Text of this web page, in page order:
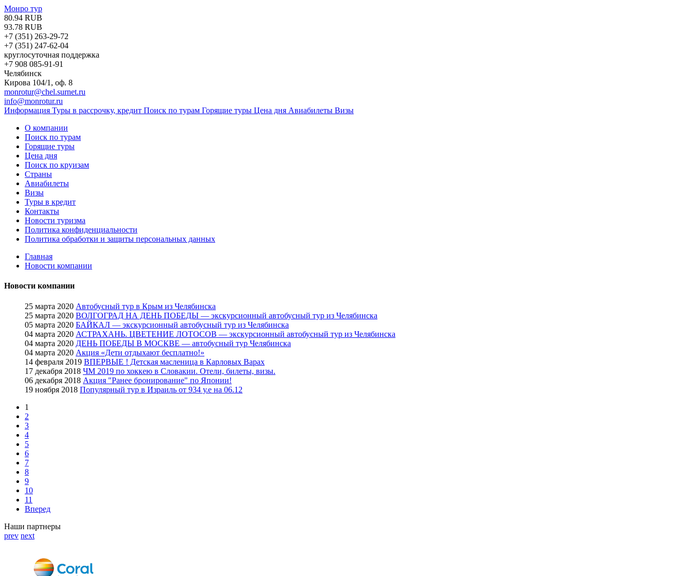
Монро тур
80.94 RUB
93.78 RUB
+7 (351) 263-29-72
+7 (351) 247-62-04
круглосуточная поддержка
+7 908 085-91-91
Челябинск
Кирова 104/1, оф. 8
monrotur@chel.surnet.ru
info@monrotur.ru
Информация Туры в рассрочку, кредит Поиск по турам Горящие туры Цена дня Авиабилеты Визы
О компании
Поиск по турам
Горящие туры
Цена дня
Поиск по круизам
Страны
Авиабилеты
Визы
Туры в кредит
Контакты
Новости туризма
Политика конфиденциальности
Политика обработки и защиты персональных данных
Главная
Новости компании
Новости компании
25 марта 2020 Автобусный тур в Крым из Челябинска
25 марта 2020 ВОЛГОГРАД НА ДЕНЬ ПОБЕДЫ — экскурсионный автобусный тур из Челябинска
05 марта 2020 БАЙКАЛ — экскурсионный автобусный тур из Челябинска
04 марта 2020 АСТРАХАНЬ. ЦВЕТЕНИЕ ЛОТОСОВ — экскурсионный автобусный тур из Челябинска
04 марта 2020 ДЕНЬ ПОБЕДЫ В МОСКВЕ — автобусный тур Челябинска
04 марта 2020 Акция «Дети отдыхают бесплатно!»
14 февраля 2019 ВПЕРВЫЕ ! Детская масленица в Карловых Варах
17 декабря 2018 ЧМ 2019 по хоккею в Словакии. Отели, билеты, визы.
06 декабря 2018 Акция "Ранее бронирование" по Японии!
19 ноября 2018 Популярный тур в Израиль от 934 у.е на 06.12
1
2
3
4
5
6
7
8
9
10
11
Вперед
Наши партнеры
prev next